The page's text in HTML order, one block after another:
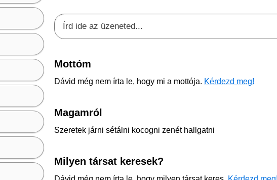
Mottóm
Dávid még nem írta le, hogy mi a mottója. Kérdezd meg!
Magamról
Szeretek járni sétálni kocogni zenét hallgatni
Milyen társat keresek?